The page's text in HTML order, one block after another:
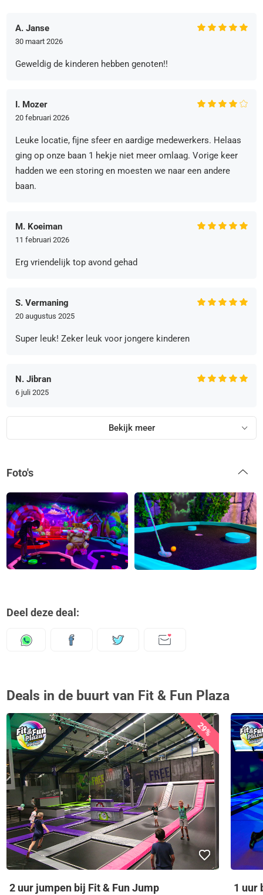
A. Janse
30 maart 2026
Geweldig de kinderen hebben genoten!!
I. Mozer
20 februari 2026
Leuke locatie, fijne sfeer en aardige medewerkers. Helaas
ging op onze baan 1 hekje niet meer omlaag. Vorige keer
hadden we een storing en moesten we naar een andere
baan.
M. Koeiman
11 februari 2026
Erg vriendelijk top avond gehad
S. Vermaning
20 augustus 2025
Super leuk! Zeker leuk voor jongere kinderen
N. Jibran
6 juli 2025
Bekijk meer
Foto's
Deel deze deal:
Deals in de buurt van Fit & Fun Plaza
29%
2 uur jumpen bij Fit & Fun Jump 1 uur